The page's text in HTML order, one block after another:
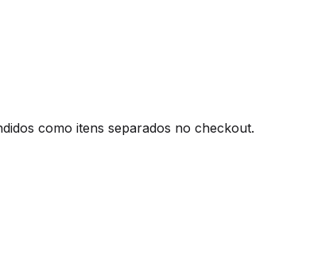
como itens separados no checkout.